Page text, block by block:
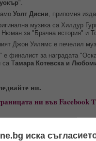
".
Уолт Дисни, припомня
музика са Хилдур
за "Брачна история" и
Джон Уилямс е печелил
" е финалист за наградата
са Тамара Котевска и
ни.
ни във Facebook
иска